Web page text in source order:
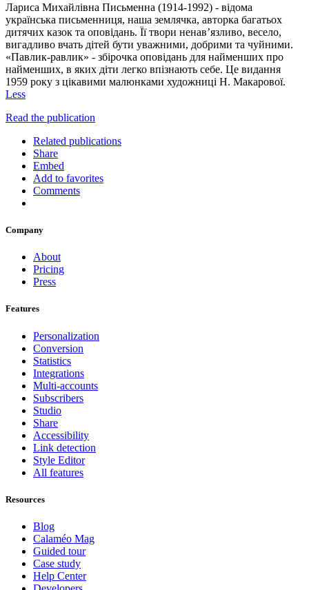
Лариса Михайлівна Письменна (1914-1992) - відома
українська письменниця, наша землячка, авторка багатьох
дитячих казок та оповідань. Її твори ненав’язливо, весело,
вигадливо вчать дітей бути уважними, добрими та чуйними.
«Павлик-равлик» - збірочка оповідань для найменших про
найменших, в яких діти легко впізнають себе. Це видання
1959 року з цікавими малюнками художниці Н. Макарової.
Less
Read the publication
Related publications
Share
Embed
Add to favorites
Comments
Company
About
Pricing
Press
Features
Personalization
Conversion
Statistics
Integrations
Multi-accounts
Subscribers
Studio
Share
Accessibility
Link detection
Style Editor
All features
Resources
Blog
Calaméo Mag
Guided tour
Case study
Help Center